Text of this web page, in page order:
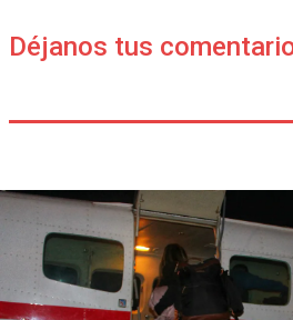
Déjanos tus